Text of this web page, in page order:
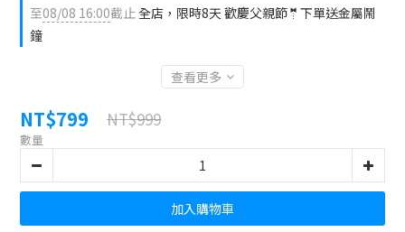
至08/08 16:00截止全店，限時8天 歡慶父親節🤵下單送金屬鬧
鐘
查看更多
NT$799 NT$999
數量
加入購物車